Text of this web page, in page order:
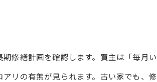
修繕計画を確認します。買主は「毎月
リの有無が見られます。古い家でも、